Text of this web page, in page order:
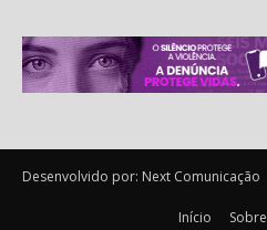
Desenvolvido por: Next Comunicação
Início Sobre